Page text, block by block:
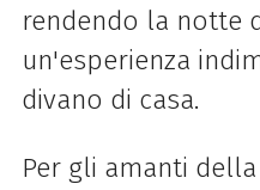
rendendo la notte
un'esperienza
divano di casa.
Per gli amanti